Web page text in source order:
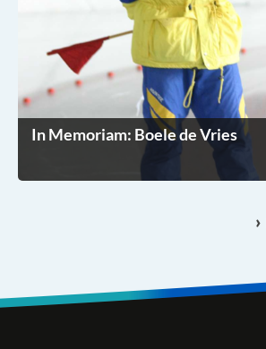
In Memoriam: Boele de Vries